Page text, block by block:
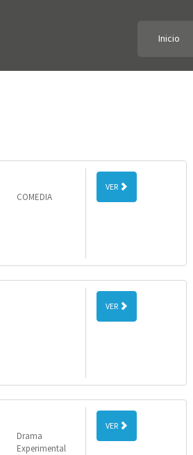
Inicio
COMEDIA
VER
VER
Drama
Experimental
VER